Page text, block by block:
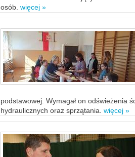
osób. więcej »
podstawowej. Wymagał on odświeżenia
hydraulicznych oraz sprzątania. więcej »